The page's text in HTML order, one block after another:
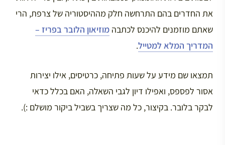
את החדרים בהם התרחשה חלק מההיסטוריה של צרפת, הרי
שאתם מוזמנים להיכנס לכתבה מוזיאון הלובר בפריז –
המדריך המלא למטייל.
תמצאו שם מידע על שעות פתיחה, כרטיסים, אילו יצירות
אסור לפספס, ואפילו דיון לגבי השאלה, האם בכלל כדאי
לבקר בלובר. בקיצור, כל מה שצריך בשביל ביקור מושלם :).